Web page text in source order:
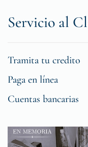
Servicio al
Tramita tu credito
Paga en línea
Cuentas bancarias